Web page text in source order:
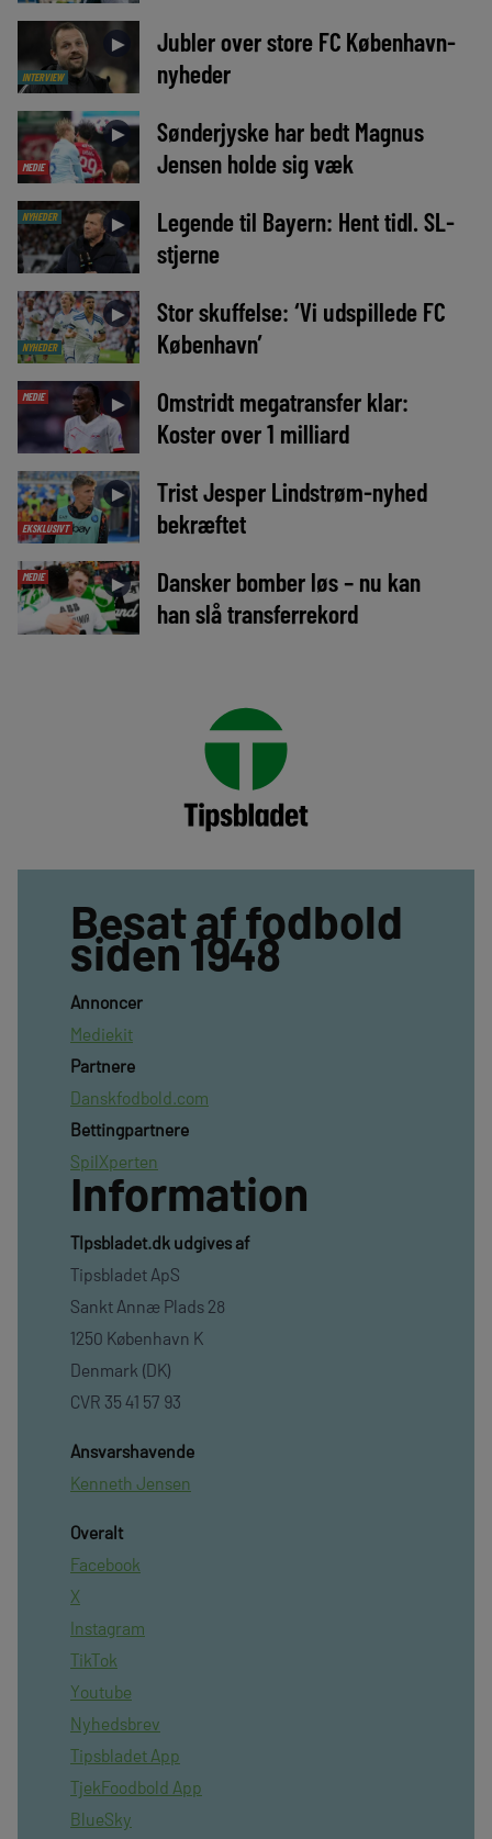
INTERVIEW
►
Jubler over store FC København-
nyheder
MEDIE
►
Sønderjyske har bedt Magnus
Jensen holde sig væk
NYHEDER ►
Legende til Bayern: Hent tidl. SL-
stjerne
NYHEDER
►
Stor skuffelse: ‘Vi udspillede FC
København’
MEDIE ►
Omstridt megatransfer klar:
Koster over 1 milliard
EKSKLUSIVT
►
Trist Jesper Lindstrøm-nyhed
bekræftet
MEDIE ►
Dansker bomber løs – nu kan
han slå transferrekord
Besat af fodbold
siden 1948
Annoncer
Mediekit
Partnere
Danskfodbold.com
Bettingpartnere
SpilXperten
Information
TIpsbladet.dk udgives af
Tipsbladet ApS
Sankt Annæ Plads 28
1250 København K
Denmark (DK)
CVR 35 41 57 93
Ansvarshavende
Kenneth Jensen
Overalt
Facebook
X
Instagram
TikTok
Youtube
Nyhedsbrev
Tipsbladet App
TjekFoodbold App
BlueSky